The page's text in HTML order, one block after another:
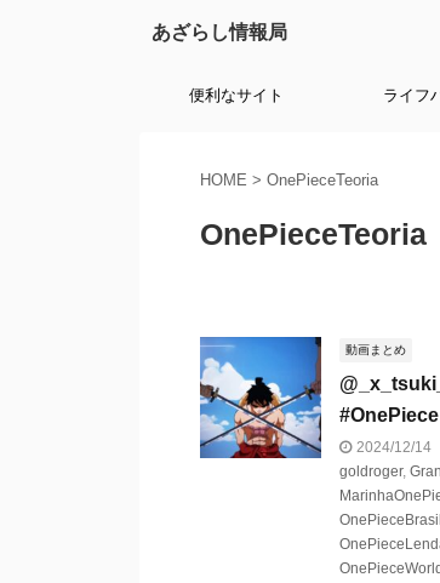
あざらし情報局
便利なサイト ライフ
HOME > OnePieceTeoria
OnePieceTeoria
動画まとめ
#OnePiece
2024/12/14
goldroger,
OnePieceWorld